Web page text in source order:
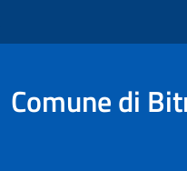
Comune di